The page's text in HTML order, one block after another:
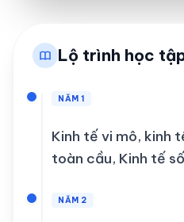
Lộ trình học
NĂM 1
Kinh tế vi mô, kinh
toàn cầu, Kinh tế
NĂM 2